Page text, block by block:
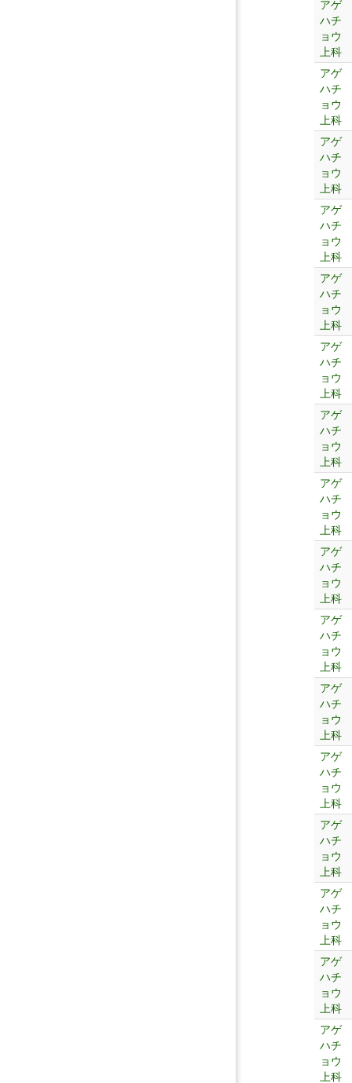
アゲ
ハチ
ョウ
上科
アゲ
ハチ
ョウ
上科
アゲ
ハチ
ョウ
上科
アゲ
ハチ
ョウ
上科
アゲ
ハチ
ョウ
上科
アゲ
ハチ
ョウ
上科
アゲ
ハチ
ョウ
上科
アゲ
ハチ
ョウ
上科
アゲ
ハチ
ョウ
上科
アゲ
ハチ
ョウ
上科
アゲ
ハチ
ョウ
上科
アゲ
ハチ
ョウ
上科
アゲ
ハチ
ョウ
上科
アゲ
ハチ
ョウ
上科
アゲ
ハチ
ョウ
上科
アゲ
ハチ
ョウ
上科